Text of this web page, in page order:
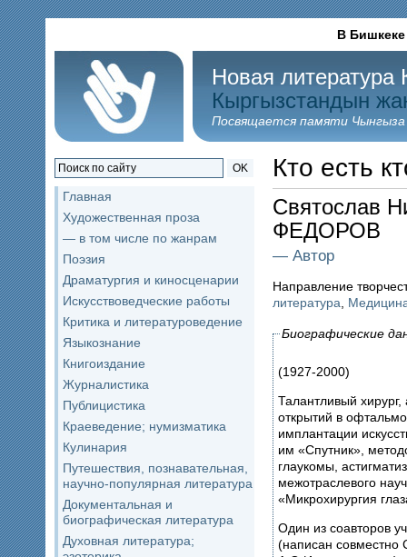
В Бишкеке
Новая литература
Кыргызстандын
Посвящается памяти
OK
Главная
Художественная проза
— в том числе по жанрам
Поэзия
Драматургия и киносценарии
Искусствоведческие работы
Критика и литературоведение
Языкознание
Книгоиздание
Журналистика
Публицистика
Краеведение; нумизматика
Кулинария
Путешествия, познавательная,
научно-популярная литература
Документальная и
биографическая литература
Духовная литература;
Кто есть
Святослав
ФЕДОРОВ
— Автор
Направление
литература
Биографические
(1927-2000)
Талантливый
открытий в
имплантации
им «Спутник»,
глаукомы,
межотраслевого
«Микрохирургия
Один из соавторов
(написан